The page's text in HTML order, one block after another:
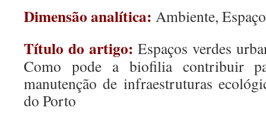
Dimensão analítica: Ambiente,
Título do artigo:Espaços verdes
Como pode a biofilia contribuir
manutenção de infraestruturas
do Porto